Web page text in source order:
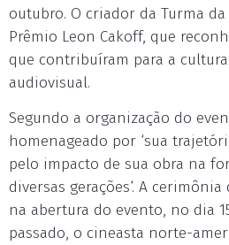
outubro. O criador da Turma
Prêmio Leon Cakoff, que
que contribuíram para a
audiovisual.
Segundo a organização do
homenageado por ‘sua
pelo impacto de sua obra na
diversas gerações‘. A
na abertura do evento, no dia
passado, o cineasta norte-